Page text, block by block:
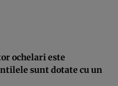
ochelari este
sunt dotate cu un